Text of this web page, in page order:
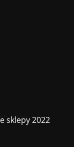
sklepy 2022